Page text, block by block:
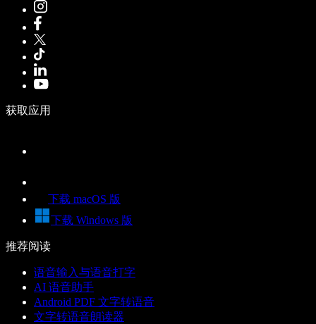
获取应用
下载 macOS 版
下载 Windows 版
推荐阅读
语音输入与语音打字
AI 语音助手
Android PDF 文字转语音
文字转语音朗读器